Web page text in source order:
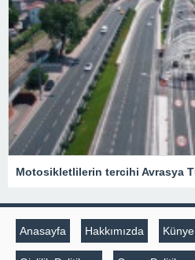
Anasayfa Hakkımızda Künye